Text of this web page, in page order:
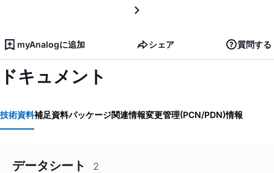
myAnalogに追加 シェア 質問する
ドキュメント
技術資料補足資料パッケージ関連情報変更管理(PCN/PDN)情報
データシート 2